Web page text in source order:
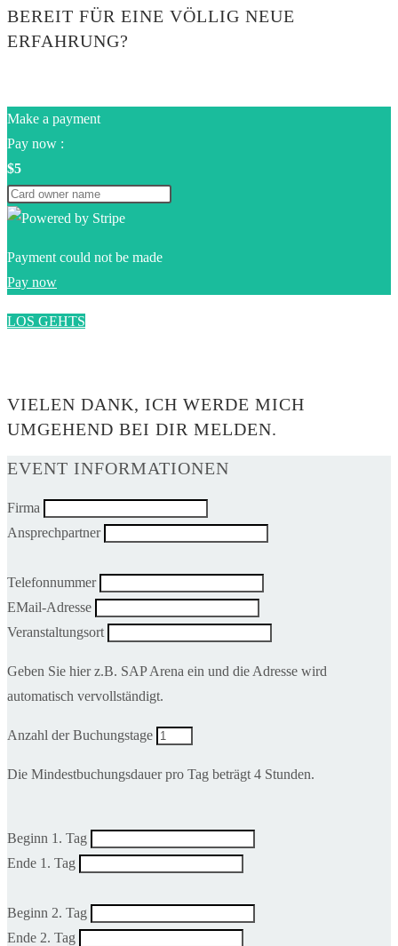
BEREIT FÜR EINE VÖLLIG NEUE
ERFAHRUNG?
Make a payment
Pay now :
$5
Payment could not be made
Pay now
LOS GEHTS
VIELEN DANK, ICH WERDE MICH
UMGEHEND BEI DIR MELDEN.
EVENT INFORMATIONEN
Firma
Ansprechpartner
Telefonnummer
EMail-Adresse
Veranstaltungsort
Geben Sie hier z.B. SAP Arena ein und die Adresse wird
automatisch vervollständigt.
Anzahl der Buchungstage
Die Mindestbuchungsdauer pro Tag beträgt 4 Stunden.
Beginn 1. Tag
Ende 1. Tag
Beginn 2. Tag
Ende 2. Tag